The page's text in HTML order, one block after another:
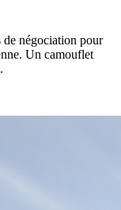
négociation pour
Un camouflet